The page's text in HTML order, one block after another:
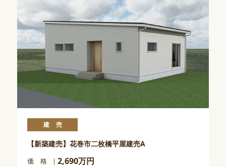
建売
【新築建売】花巻市二枚橋平屋建売A
価 格 2,690万円